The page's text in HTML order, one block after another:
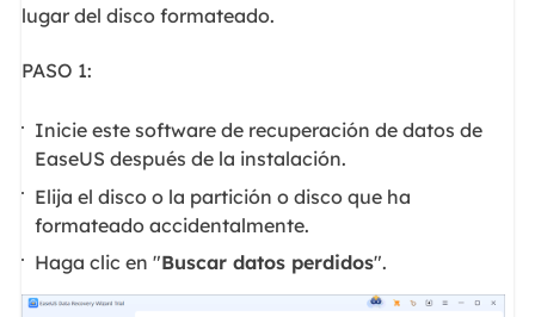
lugar del disco formateado.
PASO 1:
Inicie este software de recuperación de datos de
EaseUS después de la instalación.
Elija el disco o la partición o disco que ha
formateado accidentalmente.
Haga clic en "Buscar datos perdidos".